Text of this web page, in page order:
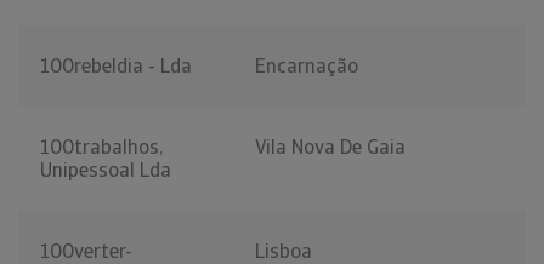
100rebeldia - Lda Encarnação
100trabalhos,
Unipessoal Lda
Vila Nova De Gaia
100verter-
Lisboa